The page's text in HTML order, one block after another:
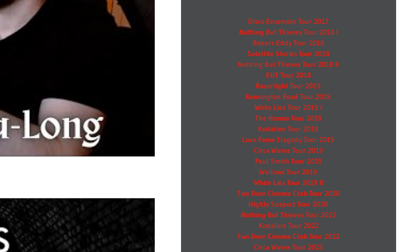
Disco Ensemble Tour 2017
Nothing But Thieves Tour 2018 I
Bakers Eddy Tour 2018
Satellite Stories Tour 2018
Nothing But Thieves Tour 2018 II
EUT Tour 2018
Razorlight Tour 2019
Kensington Road Tour 2019
White Lies Tour 2019 I
The Hunna Tour 2019
Kodaline Tour 2019
Love Fame Tragedy Tour 2019
Circa Waves Tour 2019
Paul Smith Tour 2019
Wallows Tour 2019
White Lies Tour 2019 II
Two Door Cinema Club Tour 2020
Highly Suspect Tour 2020
Nothing But Thieves Tour 2022
Kodaline Tour 2022
Two Door Cinema Club Tour 2022
Circa Waves Tour 2023